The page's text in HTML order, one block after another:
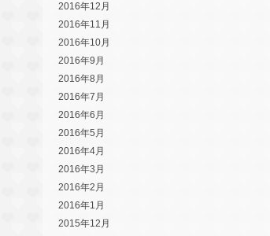
2016年12月
2016年11月
2016年10月
2016年9月
2016年8月
2016年7月
2016年6月
2016年5月
2016年4月
2016年3月
2016年2月
2016年1月
2015年12月